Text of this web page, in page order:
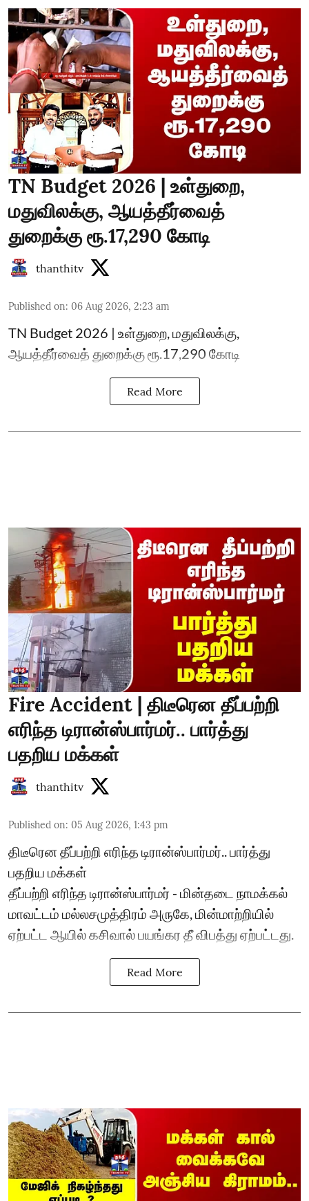
TN Budget 2026 | உள்துறை,
மதுவிலக்கு, ஆயத்தீர்வைத்
துறைக்கு ரூ.17,290 கோடி
thanthitv
Published on: 06 Aug 2026, 2:23 am
TN Budget 2026 | உள்துறை, மதுவிலக்கு,
ஆயத்தீர்வைத் துறைக்கு ரூ.17,290 கோடி
Read More
Fire Accident | திடீரென தீப்பற்றி
எரிந்த டிரான்ஸ்பார்மர்.. பார்த்து
பதறிய மக்கள்
thanthitv
Published on: 05 Aug 2026, 1:43 pm
திடீரென தீப்பற்றி எரிந்த டிரான்ஸ்பார்மர்.. பார்த்து
பதறிய மக்கள்
தீப்பற்றி எரிந்த டிரான்ஸ்பார்மர் - மின்தடை நாமக்கல்
மாவட்டம் மல்லசமுத்திரம் அருகே, மின்மாற்றியில்
ஏற்பட்ட ஆயில் கசிவால் பயங்கர தீ விபத்து ஏற்பட்டது.
Read More